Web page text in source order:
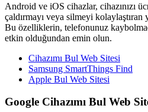
Android ve iOS cihazlar, cihazınızı
çaldırmayı veya silmeyi
Bu özelliklerin, telefonunuz
etkin olduğundan emin olun.
Cihazımı Bul Web Sitesi
Samsung SmartThings Find
Apple Bul Web Sitesi
Google Cihazımı Bul Web